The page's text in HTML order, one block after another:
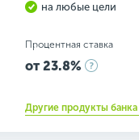
на любые цели
Процентная ставка
от 23.8%
Другие продукты банка